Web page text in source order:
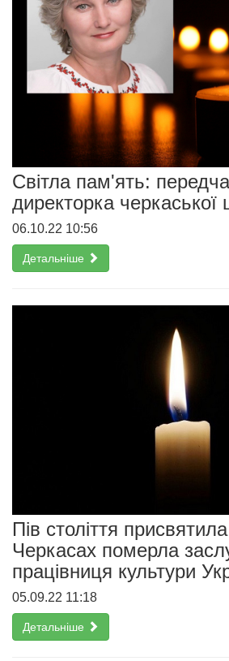
Світла пам'ять:
директорка черкаської
06.10.22 10:56
Детальніше
Пів століття
Черкасах померла
працівниця культури
05.09.22 11:18
Детальніше